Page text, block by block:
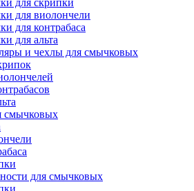
для виолончели
для контрабаса
для альта
и чехлы для смычковых
смычковых
для смычковых